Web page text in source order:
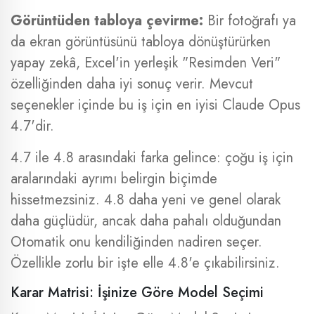
Görüntüden tabloya çevirme: Bir fotoğrafı ya
da ekran görüntüsünü tabloya dönüştürürken
yapay zekâ, Excel'in yerleşik "Resimden Veri"
özelliğinden daha iyi sonuç verir. Mevcut
seçenekler içinde bu iş için en iyisi Claude Opus
4.7'dir.
4.7 ile 4.8 arasındaki farka gelince: çoğu iş için
aralarındaki ayrımı belirgin biçimde
hissetmezsiniz. 4.8 daha yeni ve genel olarak
daha güçlüdür, ancak daha pahalı olduğundan
Otomatik onu kendiliğinden nadiren seçer.
Özellikle zorlu bir işte elle 4.8'e çıkabilirsiniz.
Karar Matrisi: İşinize Göre Model Seçimi